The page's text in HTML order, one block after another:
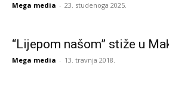
Mega media - 23. studenoga 2025.
“Lijepom našom” stiže u
Mega media - 13. travnja 2018.